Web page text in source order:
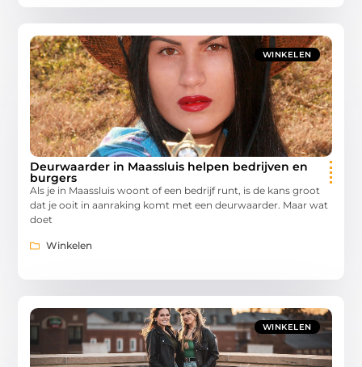
WINKELEN
Deurwaarder in Maassluis helpen bedrijven en
burgers
Als je in Maassluis woont of een bedrijf runt, is de kans groot
dat je ooit in aanraking komt met een deurwaarder. Maar wat
doet
Winkelen
WINKELEN